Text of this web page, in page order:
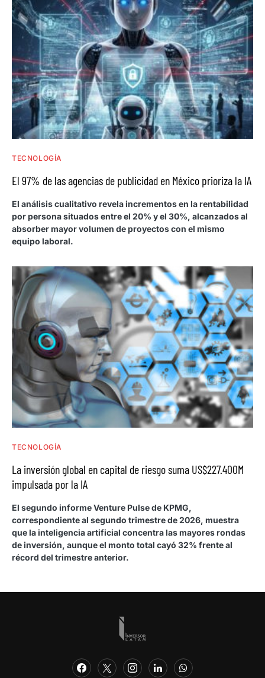
TECNOLOGÍA
El 97% de las agencias de publicidad en México prioriza la IA
El análisis cualitativo revela incrementos en la rentabilidad
por persona situados entre el 20% y el 30%, alcanzados al
absorber mayor volumen de proyectos con el mismo
equipo laboral.
TECNOLOGÍA
La inversión global en capital de riesgo suma US$227.400M
impulsada por la IA
El segundo informe Venture Pulse de KPMG,
correspondiente al segundo trimestre de 2026, muestra
que la inteligencia artificial concentra las mayores rondas
de inversión, aunque el monto total cayó 32% frente al
récord del trimestre anterior.